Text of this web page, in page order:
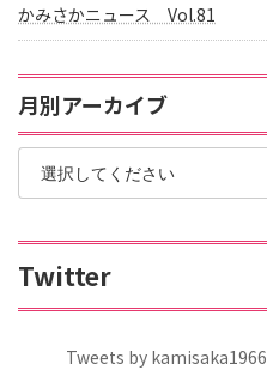
かみさかニュース Vol.81
月別アーカイブ
Twitter
Tweets by kamisaka1966